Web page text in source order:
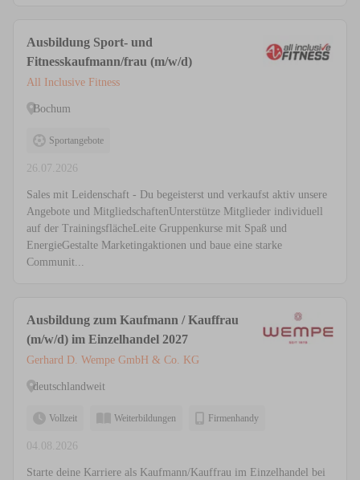
Ausbildung Sport- und
Fitnesskaufmann/frau (m/w/d)
All Inclusive Fitness
Bochum
Sportangebote
26.07.2026
Sales mit Leidenschaft - Du begeisterst und verkaufst aktiv unsere
Angebote und MitgliedschaftenUnterstütze Mitglieder individuell
auf der TrainingsflächeLeite Gruppenkurse mit Spaß und
EnergieGestalte Marketingaktionen und baue eine starke
Communit...
Ausbildung zum Kaufmann / Kauffrau
(m/w/d) im Einzelhandel 2027
Gerhard D. Wempe GmbH & Co. KG
deutschlandweit
Vollzeit Weiterbildungen Firmenhandy
04.08.2026
Starte deine Karriere als Kaufmann/Kauffrau im Einzelhandel bei